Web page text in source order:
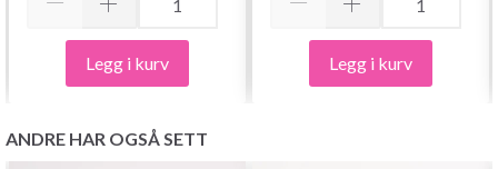
Legg i kurv Legg i kurv
ANDRE HAR OGSÅ SETT